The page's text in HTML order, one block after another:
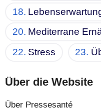
Mediterrane
Stress
Über die Website
Über Pressesanté